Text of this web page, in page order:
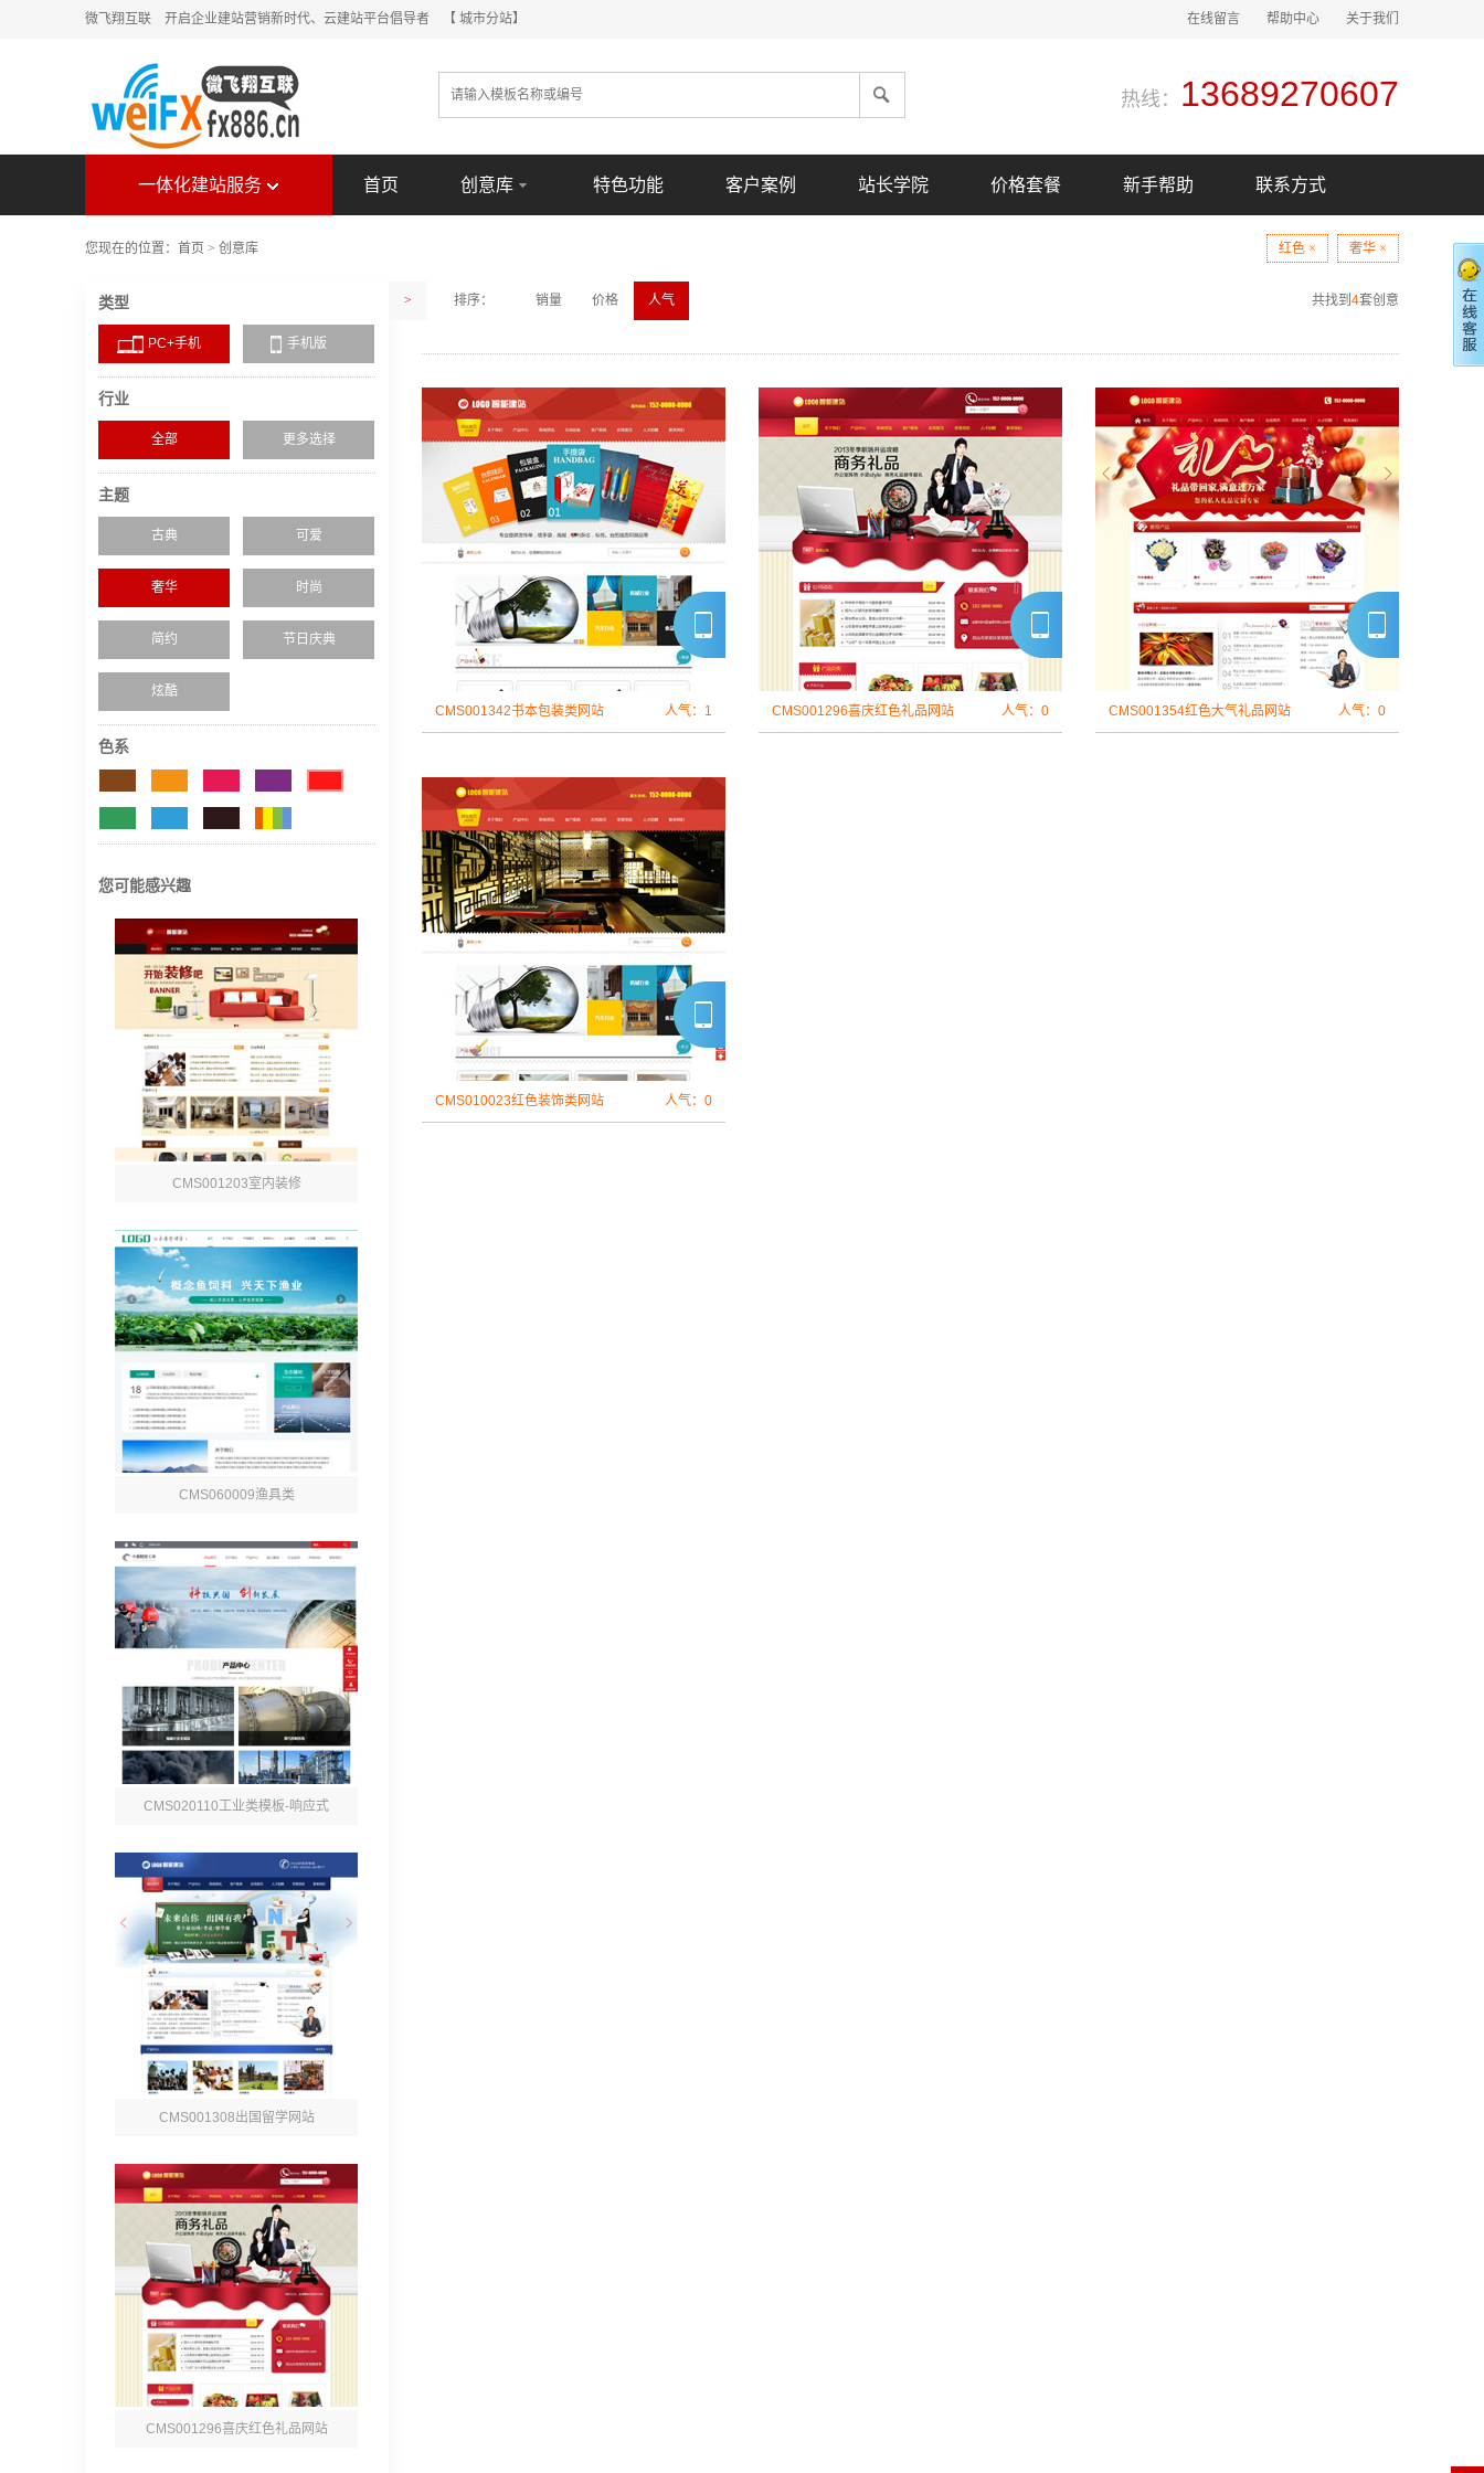
微飞翔互联 开启企业建站营销新时代、云建站平台倡导者 【 城市分站】 在线留言 帮助中心 关于我们
热线： 13689270607
一体化建站服务 首页 创意库 特色功能 客户案例 站长学院 价格套餐 新手帮助 联系方式
您现在的位置： 首页 > 创意库 红色 × 奢华 ×
类型
PC+手机 手机版
行业
全部 更多选择
主题
古典 可爱
奢华 时尚
简约 节日庆典
炫酷
色系
您可能感兴趣
CMS001203室内装修
CMS060009渔具类
CMS020110工业类模板-响应式
CMS001308出国留学网站
CMS001296喜庆红色礼品网站
> 共找到 4套创意
排序： 销量 价格 人气
CMS001342书本包装类网站 人气：1 CMS001296喜庆红色礼品网站 人气：0 CMS001354红色大气礼品网站 人气：0
CMS010023红色装饰类网站 人气：0